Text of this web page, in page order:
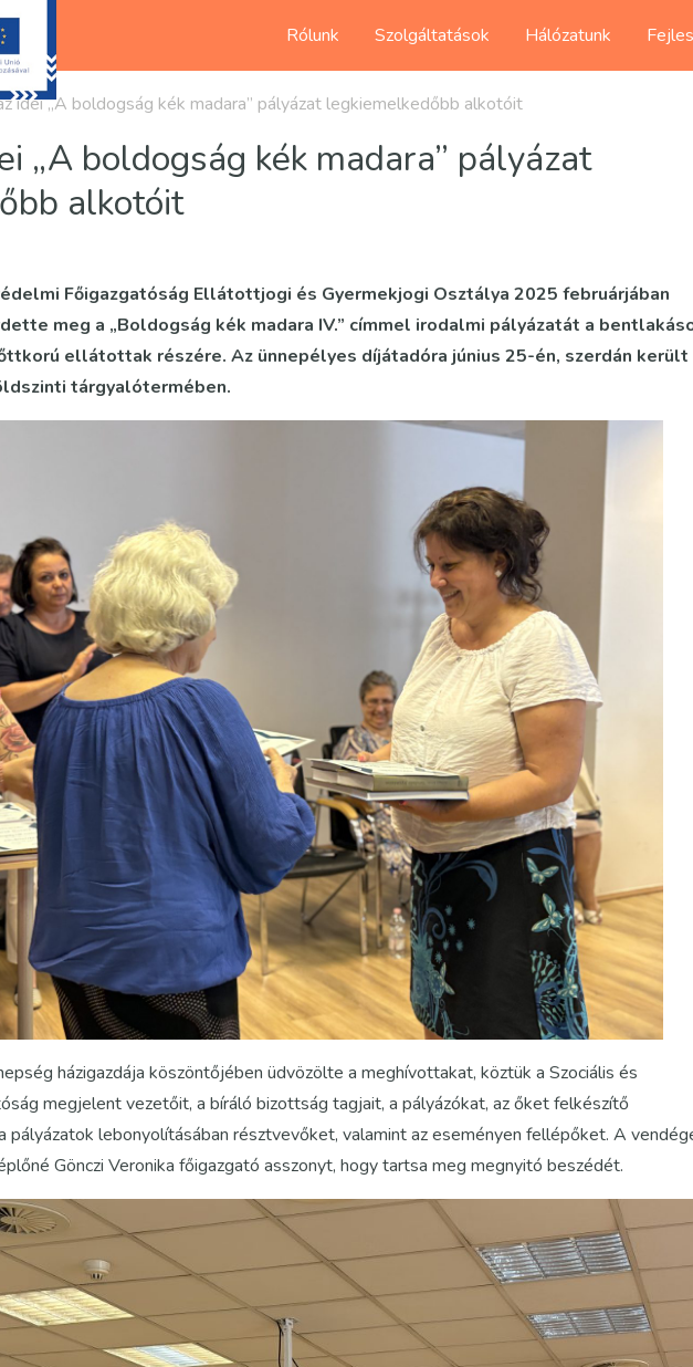
Rólunk Szolgáltatások Hálózatunk
idei „A boldogság kék madara” pályázat legkiemelkedőbb alkotóit
„A boldogság kék madara” pályázat
alkotóit
Főigazgatóság Ellátottjogi és Gyermekjogi Osztálya 2025 februárjában
meg a „Boldogság kék madara IV.” címmel irodalmi pályázatát a
ellátottak részére. Az ünnepélyes díjátadóra június 25-én, szerdán került
tárgyalótermében.
házigazdája köszöntőjében üdvözölte a meghívottakat, köztük a Szociális és
megjelent vezetőit, a bíráló bizottság tagjait, a pályázókat, az őket felkészítő
pályázatok lebonyolításában résztvevőket, valamint az eseményen fellépőket. A
Gönczi Veronika főigazgató asszonyt, hogy tartsa meg megnyitó beszédét.